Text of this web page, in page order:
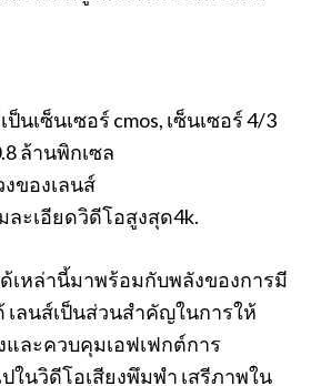
ป็นเซ็นเซอร์ cmos, เซ็นเซอร์ 4/3
ล้านพิกเซล
ของเลนส์
ละเอียดวิดีโอสูงสุด4k.
เหล่านี้มาพร้อมกับพลังของการมี
เลนส์เป็นส่วนสำคัญในการให้
ละควบคุมเอฟเฟกต์การ
ในวิดีโอเสียงพึมพำ เสรีภาพใน